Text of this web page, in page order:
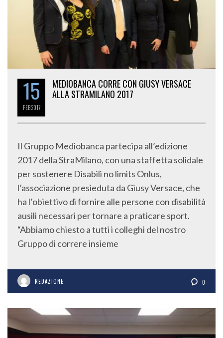
15
FEB2017
MEDIOBANCA CORRE CON GIUSY VERSACE
ALLA STRAMILANO 2017
Il Gruppo Mediobanca partecipa all’edizione
2017 della StraMilano, con una staffetta solidale
per sostenere Disabili no limits Onlus,
l’associazione presieduta da Giusy Versace, che
ha l’obiettivo di fornire alle persone con disabilità
ausili necessari per tornare a praticare sport.
“Abbiamo chiesto a tutti i colleghi del nostro
Gruppo di correre insieme
REDAZIONE 0